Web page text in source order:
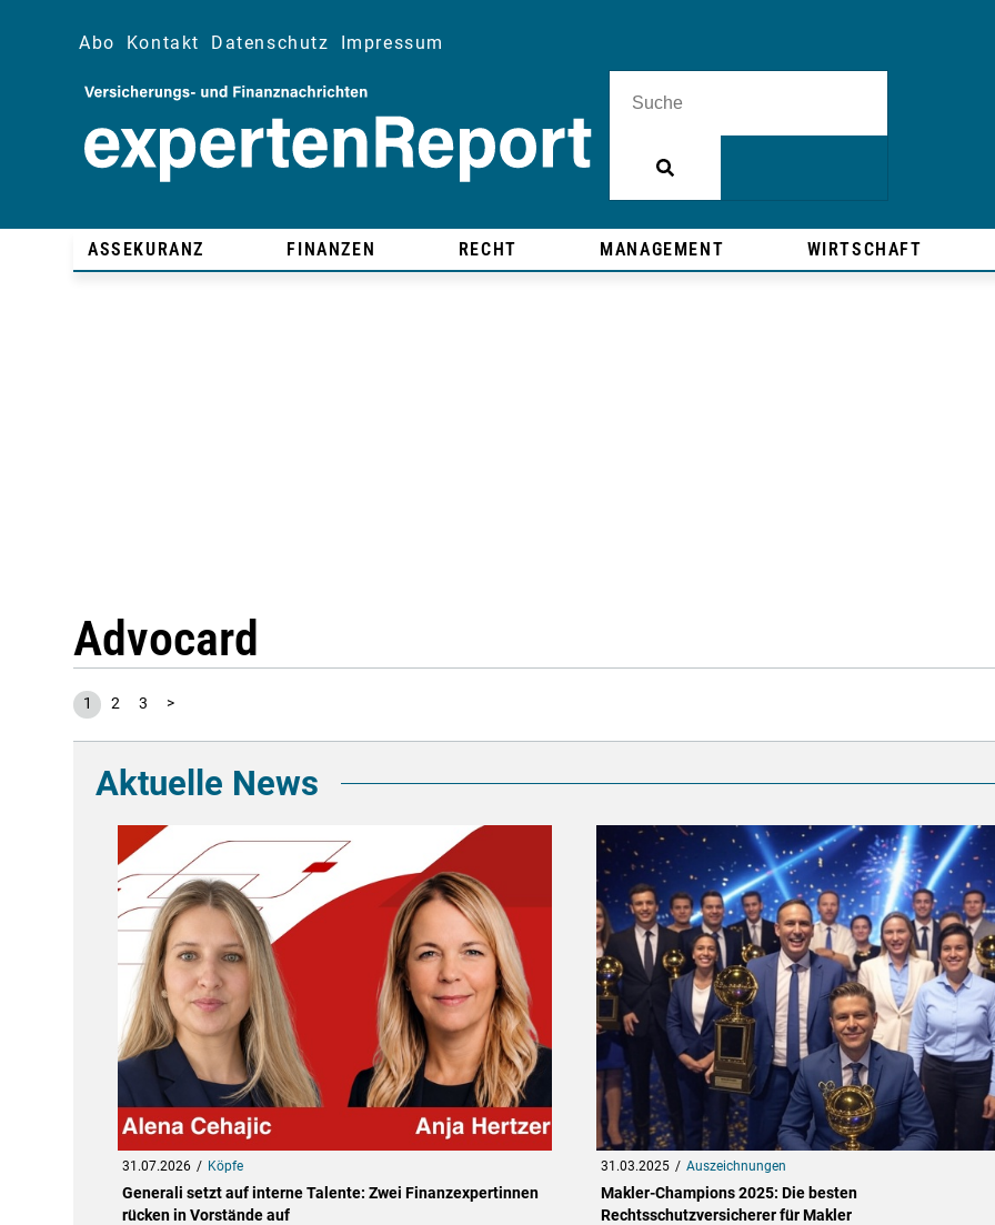
Abo Kontakt Datenschutz Impressum
ASSEKURANZ FINANZEN RECHT MANAGEMENT WIRTSCHAFT
Advocard
1 2 3 >
Aktuelle News
31.07.2026 Köpfe
Generali setzt auf interne Talente: Zwei Finanzexpertinnen
rücken in Vorstände auf
31.03.2025 Auszeichnungen
Makler-Champions 2025: Die besten
Rechtsschutzversicherer für Makler